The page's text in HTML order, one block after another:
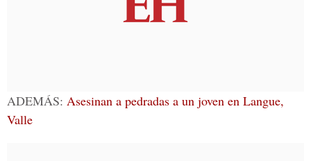
ADEMÁS: Asesinan a pedradas a un joven en Langue,
Valle